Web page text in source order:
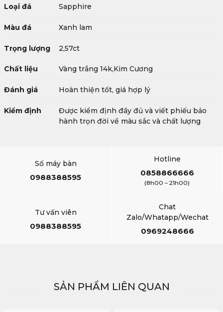
Loại đá Sapphire
Màu đá Xanh lam
Trọng lượng 2,57ct
Chất liệu Vàng trắng 14k,Kim Cương
Đánh giá Hoàn thiện tốt, giá hợp lý
Kiểm định
Được kiểm định đầy đủ và viết phiếu bảo
hành trọn đời về màu sắc và chất lượng
Số máy bàn
0988388595
Hotline
0858866666
(8h00 – 21h00)
Tư vấn viên
0988388595
Chat
Zalo/Whatapp/Wechat
0969248666
SẢN PHẨM LIÊN QUAN